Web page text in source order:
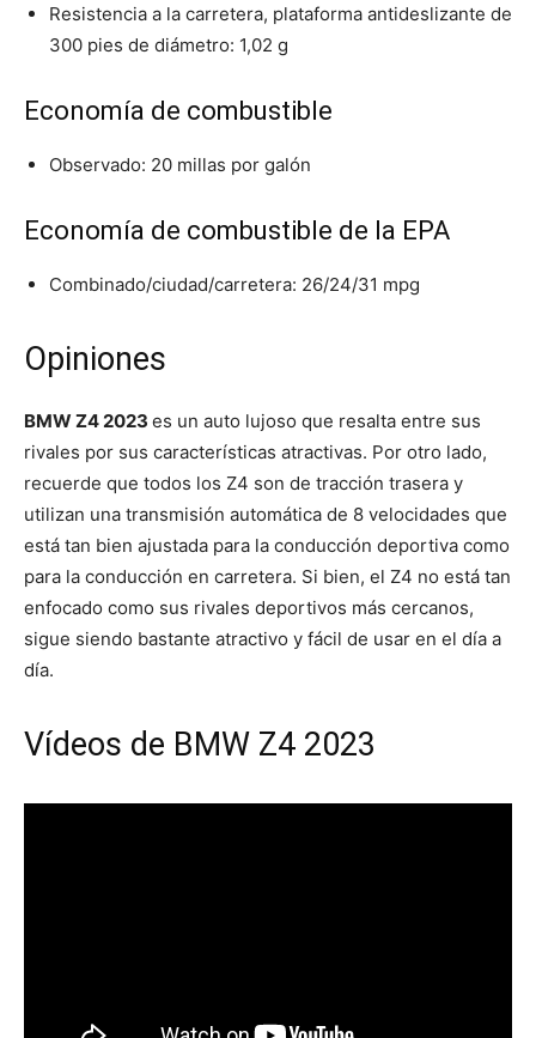
Resistencia a la carretera, plataforma antideslizante de
300 pies de diámetro: 1,02 g
Economía de combustible
Observado: 20 millas por galón
Economía de combustible de la EPA
Combinado/ciudad/carretera: 26/24/31 mpg
Opiniones
BMW Z4 2023 es un auto lujoso que resalta entre sus
rivales por sus características atractivas. Por otro lado,
recuerde que todos los Z4 son de tracción trasera y
utilizan una transmisión automática de 8 velocidades que
está tan bien ajustada para la conducción deportiva como
para la conducción en carretera. Si bien, el Z4 no está tan
enfocado como sus rivales deportivos más cercanos,
sigue siendo bastante atractivo y fácil de usar en el día a
día.
Vídeos de BMW Z4 2023